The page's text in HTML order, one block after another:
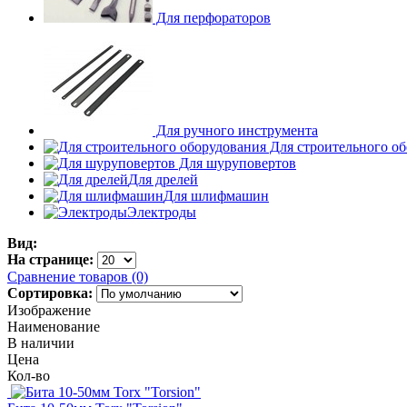
Для перфораторов
Для ручного инструмента
Для строительного
Для шуруповертов
Для дрелей
Для шлифмашин
Электроды
Вид:
На странице:
Сравнение товаров (0)
Сортировка:
Изображение
Наименование
В наличии
Цена
Кол-во